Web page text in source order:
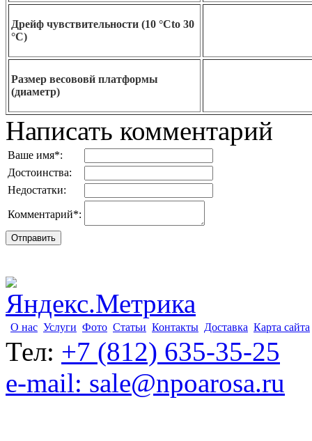
Дрейф чувствительности (10 °Cto 30
°C)
Размер весововй платформы
(диаметр)
Написать комментарий
Ваше имя*:
Достоинства:
Недостатки:
Комментарий*:
О нас Услуги Фото Статьи Контакты Доставка Карта сайта
Тел: +7 (812) 635-35-25
e-mail: sale@npoarosa.ru